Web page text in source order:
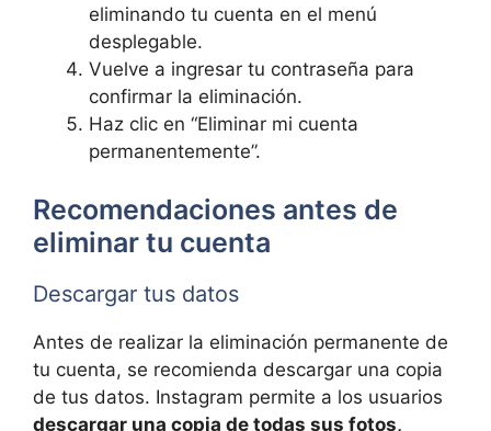
eliminando tu cuenta en el menú
desplegable.
Vuelve a ingresar tu contraseña para
confirmar la eliminación.
Haz clic en “Eliminar mi cuenta
permanentemente”.
Recomendaciones antes de
eliminar tu cuenta
Descargar tus datos
Antes de realizar la eliminación permanente de
tu cuenta, se recomienda descargar una copia
de tus datos. Instagram permite a los usuarios
descargar una copia de todas sus fotos,